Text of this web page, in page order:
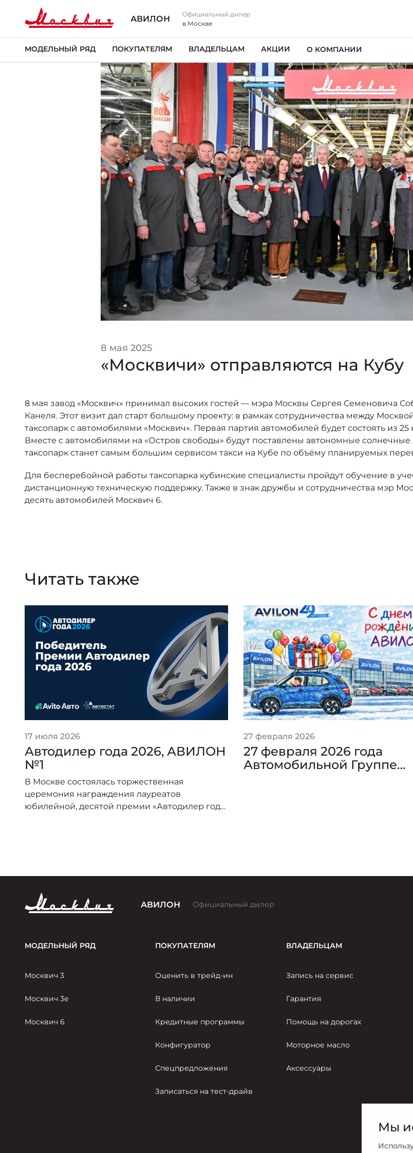
АВИЛОН
Официальный дилер
в Москве
МОДЕЛЬНЫЙ РЯД ПОКУПАТЕЛЯМ ВЛАДЕЛЬЦАМ АКЦИИ О КОМПАНИИ
8 мая 2025
«Москвичи» отправляются на Кубу
8 мая завод «Москвич» принимал высоких гостей — мэра Москвы Сергея Семеновича
Канеля. Этот визит дал старт большому проекту: в рамках сотрудничества между
таксопарк с автомобилями «Москвич». Первая партия автомобилей будет состоять из
Вместе с автомобилями на «Остров свободы» будут поставлены автономные
таксопарк станет самым большим сервисом такси на Кубе по объёму планируемых
Для бесперебойной работы таксопарка кубинские специалисты пройдут обучение в
дистанционную техническую поддержку. Также в знак дружбы и сотрудничества мэр
десять автомобилей Москвич 6.
Читать также
17 июля 2026
Автодилер года 2026, АВИЛОН
№1
В Москве состоялась торжественная
церемония награждения лауреатов
юбилейной, десятой премии «Автодилер года
27 февраля 2026
27 февраля 2026 года
Автомобильной Группе
АВИЛОН Официальный дилер
МОДЕЛЬНЫЙ РЯД
Москвич 3
Москвич 3е
Москвич 6
ПОКУПАТЕЛЯМ
Оценить в трейд-ин
В наличии
Кредитные программы
Конфигуратор
Спецпредложения
Записаться на тест-драйв
ВЛАДЕЛЬЦАМ
Запись на сервис
Гарантия
Помощь на дорогах
Моторное масло
Аксессуары
Мы